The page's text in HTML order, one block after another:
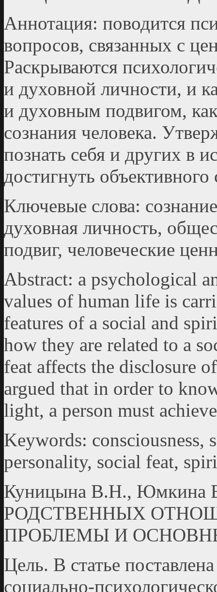
Аннотация: поводится
вопросов, связанных с
Раскрываются
и духовной личности, и
и духовным подвигом,
сознания человека.
познать себя и других в
достигнуть объективного
Ключевые слова:
духовная личность,
подвиг, человеческие
Abstract: a psychological
values of human life is
features of a social and
how they are related to a
feat affects the disclosure
argued that in order to
light, a person must
Keywords: consciousness,
personality, social feat,
Куницына В.Н.,
РОДСТВЕННЫХ
ПРОБЛЕМЫ И
Цель. В статье
социально-